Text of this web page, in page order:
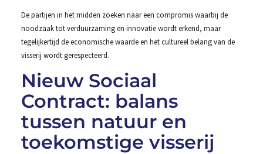
De partijen in het midden zoeken naar een compromis waarbij de
noodzaak tot verduurzaming en innovatie wordt erkend, maar
tegelijkertijd de economische waarde en het cultureel belang van de
visserij wordt gerespecteerd.
Nieuw Sociaal
Contract: balans
tussen natuur en
toekomstige visserij